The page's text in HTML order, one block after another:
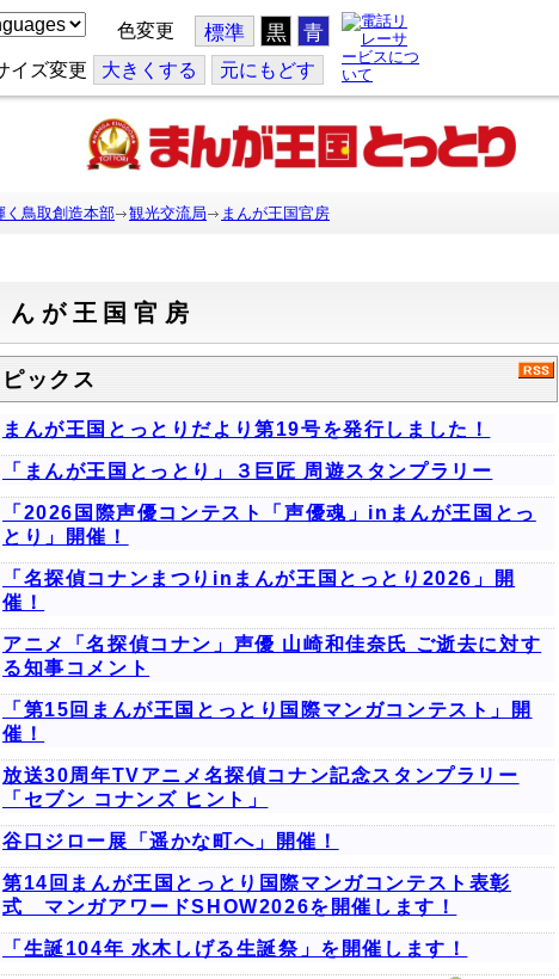
色変更 標準 黒 青
イズ変更 大きくする 元にもどす
く鳥取創造本部 観光交流局 まんが王国官房
んが王国官房
ピックス
まんが王国とっとりだより第19号を発行しました！
「まんが王国とっとり」３巨匠 周遊スタンプラリー
「2026国際声優コンテスト「声優魂」inまんが王国とっ
とり」開催！
「名探偵コナンまつりinまんが王国とっとり2026」開
催！
アニメ「名探偵コナン」声優 山崎和佳奈氏 ご逝去に対す
る知事コメント
「第15回まんが王国とっとり国際マンガコンテスト」開
催！
放送30周年TVアニメ名探偵コナン記念スタンプラリー
「セブン コナンズ ヒント」
谷口ジロー展「遥かな町へ」開催！
第14回まんが王国とっとり国際マンガコンテスト表彰
式 マンガアワードSHOW2026を開催します！
「生誕104年 水木しげる生誕祭」を開催します！